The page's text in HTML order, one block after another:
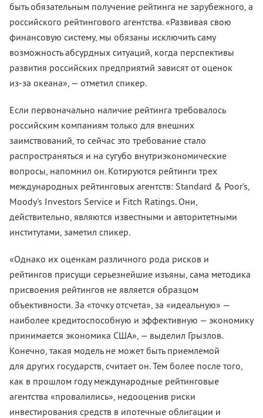
быть обязательным получение рейтинга не зарубежного, а
российского рейтингового агентства. «Развивая свою
финансовую систему, мы обязаны исключить саму
возможность абсурдных ситуаций, когда перспективы
развития российских предприятий зависят от оценок
из-за океана», — отметил спикер.
Если первоначально наличие рейтинга требовалось
российским компаниям только для внешних
заимствований, то сейчас это требование стало
распространяться и на сугубо внутриэкономические
вопросы, напомнил он. Котируются рейтинги трех
международных рейтинговых агентств: Standard & Poor’s,
Moody’s Investors Service и Fitch Ratings. Они,
действительно, являются известными и авторитетными
институтами, заметил спикер.
«Однако их оценкам различного рода рисков и
рейтингов присущи серьезнейшие изъяны, сама методика
присвоения рейтингов не является образцом
объективности. За «точку отсчета», за «идеальную» —
наиболее кредитоспособную и эффективную — экономику
принимается экономика США», — выделил Грызлов.
Конечно, такая модель не может быть приемлемой
для других государств, считает он. Тем более после того,
как в прошлом году международные рейтинговые
агентства «провалились», недооценив риски
инвестирования средств в ипотечные облигации и